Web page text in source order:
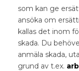
som kan ge
ansöka om
kallas det inom
skada. Du
anmäla skada,
grund av t.ex.